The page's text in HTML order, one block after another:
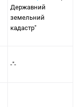
Державний
земельний
кадастр"
-"-